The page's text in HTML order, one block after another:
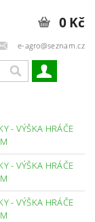
e-agro@seznam.cz
0 Kč
- VÝŠKA HRÁČE
- VÝŠKA HRÁČE
- VÝŠKA HRÁČE